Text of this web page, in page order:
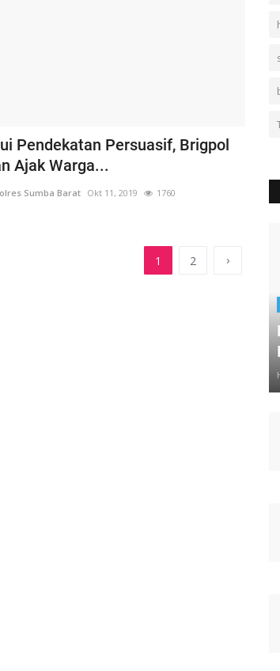
Pendekatan Persuasif, Brigpol
Ajak Warga...
Sumba Barat Okt 11, 2019 1760
1 2 ›